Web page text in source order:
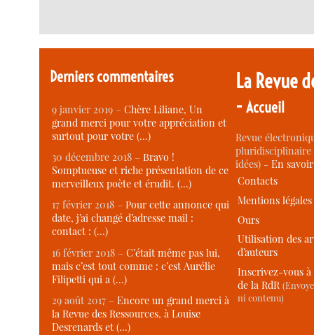
Derniers commentaires
9 janvier 2019 –Chère Liliane, Un
grand merci pour votre appréciation et
surtout pour votre (…)
30 décembre 2018 –Bravo !
Somptueuse et riche présentation de ce
merveilleux poète et érudit. (…)
17 février 2018 –Pour cette annonce qui
date, j’ai changé d’adresse mail :
contact : (…)
16 février 2018 –C’était même pas lui,
mais c’est tout comme : c’est Aurélie
Filipetti qui a (…)
29 août 2017 –Encore un grand merci à
la Revue des Ressources, à Louise
Desrenards et (…)
La Revue
-Accueil
Revue
idées) -En
Contacts
Mentions légales
Ours
Utilisation des
d’auteurs
Inscrivez-vous
de la RdR
ni contenu)